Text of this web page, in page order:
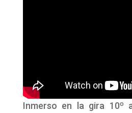
Inmerso en la gira 10º